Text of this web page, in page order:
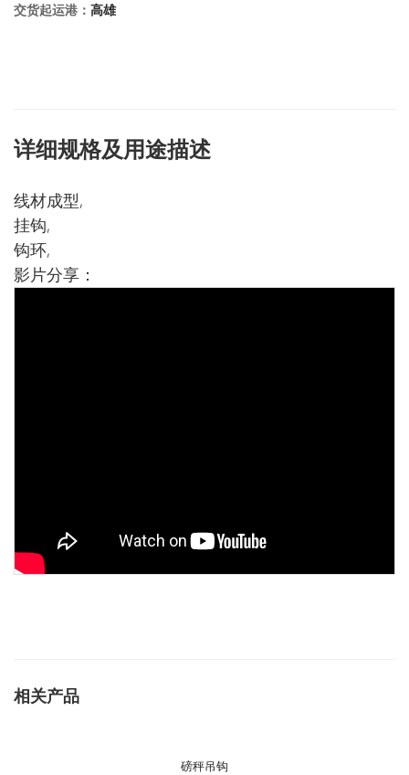
交货起运港： 高雄
详细规格及用途描述
线材成型,
挂钩,
钩环,
影片分享：
相关产品
磅秤吊钩